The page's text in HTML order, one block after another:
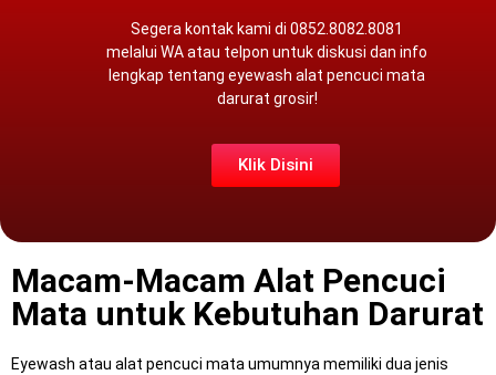
Segera kontak kami di 0852.8082.8081
melaluiWA atau telpon untuk diskusi dan info
lengkap tentang eyewash alat pencuci mata
darurat grosir!
Klik Disini
Macam-Macam Alat Pencuci
Mata untuk Kebutuhan Darurat
Eyewash atau alat pencuci mata umumnya memiliki dua jenis